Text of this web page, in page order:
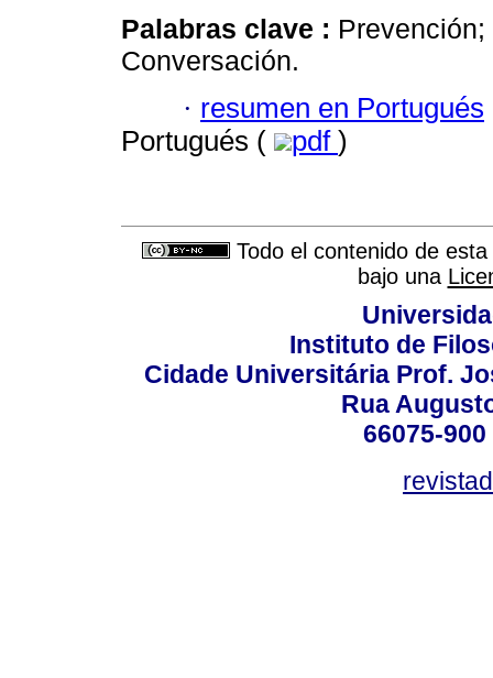
Palabras clave :
Conversación.
· resumen en Portugués
Portugués (
pdf )
Todo el contenido de
bajo una
Instituto de
Cidade Universitária Prof.
Rua
66075-